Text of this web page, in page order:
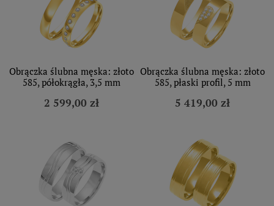
Obrączka ślubna męska: złoto
585, półokrągła, 3,5 mm
2 599,00 zł
Obrączka ślubna męska: złoto
585, płaski profil, 5 mm
5 419,00 zł